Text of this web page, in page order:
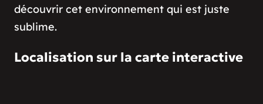
découvrir cet environnement qui est juste
sublime.
Localisation sur la carte interactive